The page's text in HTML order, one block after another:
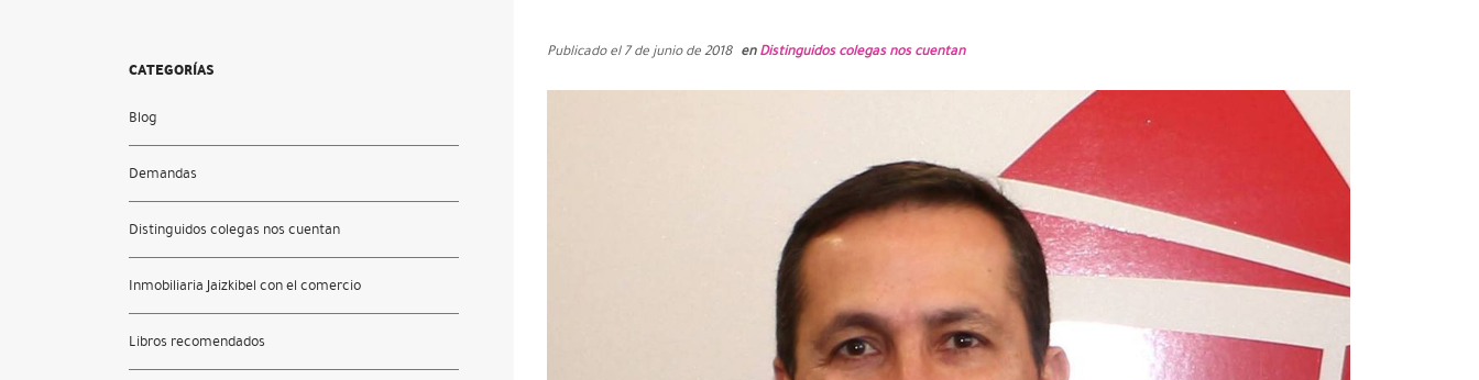
Publicado el 7 de junio de 2018 enDistinguidos colegas nos cuentan
CATEGORÍAS
Blog
Demandas
Distinguidos colegas nos cuentan
Inmobiliaria Jaizkibel con el comercio
Libros recomendados